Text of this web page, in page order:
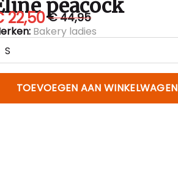
peacock
22,50€ 44,95
Bakery ladies
TOEVOEGEN AAN WINKELWAGEN